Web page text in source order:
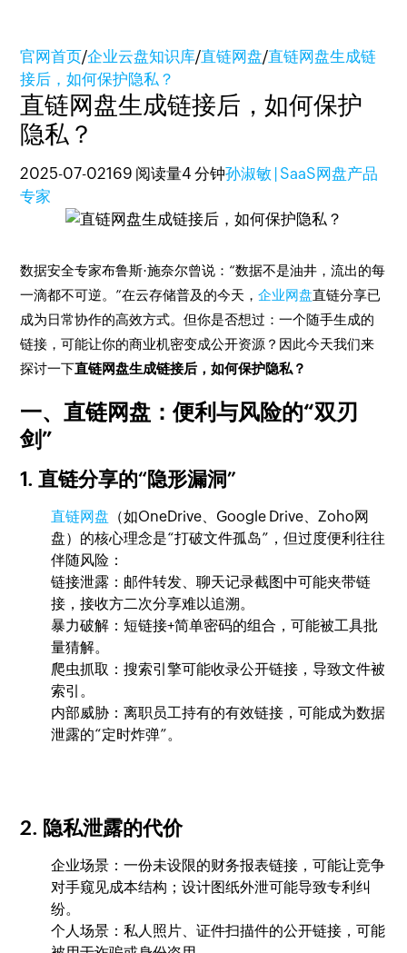
官网首页/企业云盘知识库/直链网盘/直链网盘生成链
接后，如何保护隐私？
直链网盘生成链接后，如何保护
隐私？
2025-07-02169 阅读量4 分钟孙淑敏 | SaaS网盘产品
专家
数据安全专家布鲁斯·施奈尔曾说：“数据不是油井，流出的每
一滴都不可逆。”在云存储普及的今天，企业网盘直链分享已
成为日常协作的高效方式。但你是否想过：一个随手生成的
链接，可能让你的商业机密变成公开资源？因此今天我们来
探讨一下直链网盘生成链接后，如何保护隐私？
一、直链网盘：便利与风险的“双刃
剑”
1. 直链分享的“隐形漏洞”
直链网盘 （如OneDrive、Google Drive、Zoho网
盘）的核心理念是“打破文件孤岛”，但过度便利往往
伴随风险：
链接泄露：邮件转发、聊天记录截图中可能夹带链
接，接收方二次分享难以追溯。
暴力破解：短链接+简单密码的组合，可能被工具批
量猜解。
爬虫抓取：搜索引擎可能收录公开链接，导致文件被
索引。
内部威胁：离职员工持有的有效链接，可能成为数据
泄露的“定时炸弹”。
2. 隐私泄露的代价
企业场景：一份未设限的财务报表链接，可能让竞争
对手窥见成本结构；设计图纸外泄可能导致专利纠
纷。
个人场景：私人照片、证件扫描件的公开链接，可能